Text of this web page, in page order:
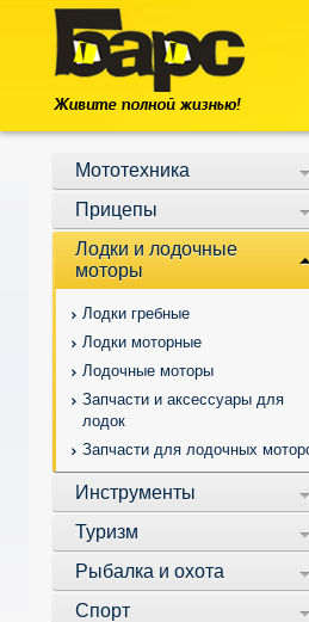
Мототехника
Прицепы
Лодки и лодочные
моторы
Лодки гребные
Лодки моторные
Лодочные моторы
Запчасти и аксессуары для
лодок
Запчасти для лодочных
Инструменты
Туризм
Рыбалка и охота
Спорт